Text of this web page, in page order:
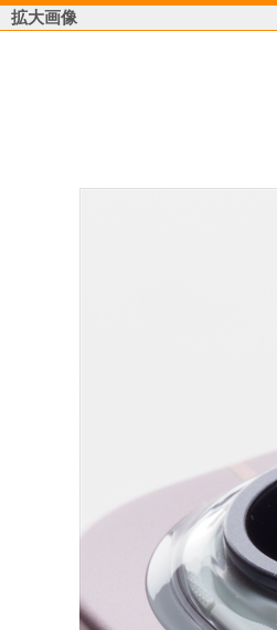
拡大画像